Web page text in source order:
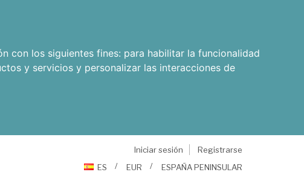
con los siguientes fines: para habilitar la funcionalidad
y servicios y personalizar las interacciones de
Iniciar sesión
Registrarse
ES
EUR ESPAÑA PENINSULAR